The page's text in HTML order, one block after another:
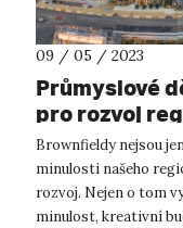
09 / 05 / 2023
Průmyslové
pro rozvoj
nová
Brownfieldy nejsou
minulosti našeho
rozvoj. Nejen o tom
minulost, kreativní